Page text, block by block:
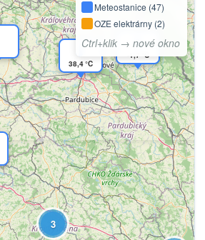
3
38,4 °C
-1,7 °C
Meteostanice (47)
OZE elektrárny (2)
Ctrl+klik → nové okno